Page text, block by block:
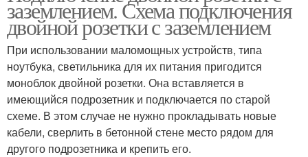
заземлением. Схема подключения
двойной розетки с заземлением
При использовании маломощных устройств, типа
ноутбука, светильника для их питания пригодится
моноблок двойной розетки. Она вставляется в
имеющийся подрозетник и подключается по старой
схеме. В этом случае не нужно прокладывать новые
кабели, сверлить в бетонной стене место рядом для
другого подрозетника и крепить его.